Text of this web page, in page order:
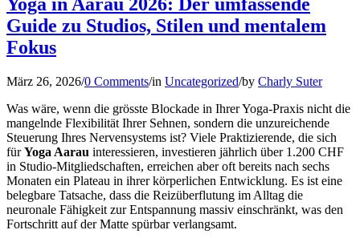
Yoga in Aarau 2026: Der umfassende
Guide zu Studios, Stilen und mentalem
Fokus
März 26, 2026/0 Comments/in Uncategorized/by Charly Suter
Was wäre, wenn die grösste Blockade in Ihrer Yoga-Praxis nicht die
mangelnde Flexibilität Ihrer Sehnen, sondern die unzureichende
Steuerung Ihres Nervensystems ist? Viele Praktizierende, die sich
fürYoga Aarau interessieren, investieren jährlich über 1.200 CHF
in Studio-Mitgliedschaften, erreichen aber oft bereits nach sechs
Monaten ein Plateau in ihrer körperlichen Entwicklung. Es ist eine
belegbare Tatsache, dass die Reizüberflutung im Alltag die
neuronale Fähigkeit zur Entspannung massiv einschränkt, was den
Fortschritt auf der Matte spürbar verlangsamt.